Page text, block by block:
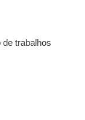
trabalhos